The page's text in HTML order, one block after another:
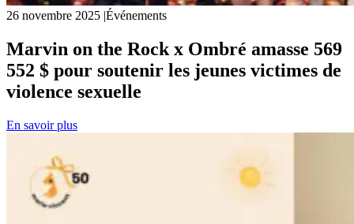
26 novembre 2025 |Événements
Marvin on the Rock x Ombré amasse 569
552 $ pour soutenir les jeunes victimes de
violence sexuelle
En savoir plus